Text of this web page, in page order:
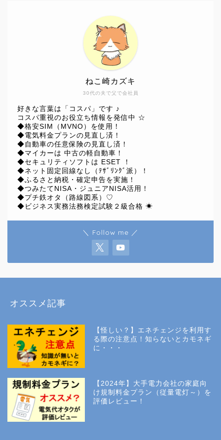
30代の夫で父で会社員
ねこ崎カズキ
好きな言葉は「コスパ」です ♪
コスパ重視のお役立ち情報を発信中 ☆
◆格安SIM（MVNO）を使用！
◆電気料金プランの見直し済！
◆自動車の任意保険の見直し済！
◆マイカーは 中古の軽自動車！
◆セキュリティソフトは ESET ！
◆ネット固定回線なし（ﾃｻﾞﾘﾝｸﾞ派）！
◆ふるさと納税・確定申告を実施！
◆つみたてNISA・ジュニアNISA活用！
◆プチ鉄オタ（路線図系）♡
◆ビジネス実務法務検定試験２級合格 ☀
＼ Follow me ／
オススメ記事
【怪しい？】エネチェンジを利用す
る際の注意点！知らないとカモネギ
に・・・
【2024年】大手電力会社の家庭向
け規制料金プラン（従量電灯～）を
評価レビュー！